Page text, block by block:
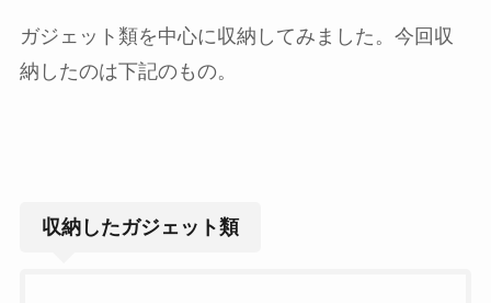
ガジェット類を中心に収納してみました。今回収
納したのは下記のもの。
収納したガジェット類